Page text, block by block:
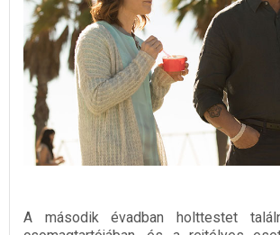
A második évadban holttestet